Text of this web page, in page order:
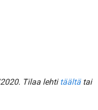
Tilaa lehti täältätai